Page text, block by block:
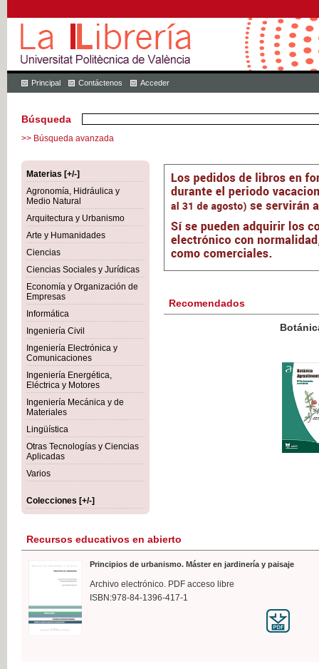
Principal Contáctenos Acceder
Búsqueda
>> Búsqueda avanzada
Materias [+/-]
Agronomía, Hidráulica y
Medio Natural
Arquitectura y Urbanismo
Arte y Humanidades
Ciencias
Ciencias Sociales y Jurídicas
Economía y Organización de
Empresas
Informática
Ingeniería Civil
Ingeniería Electrónica y
Comunicaciones
Ingeniería Energética,
Eléctrica y Motores
Ingeniería Mecánica y de
Materiales
Lingüística
Otras Tecnologías y Ciencias
Aplicadas
Varios
Colecciones [+/-]
Recomendados
Botánica Agroalimentaria
IVA
Recursos educativos en abierto
Principios de urbanismo. Máster en jardinería y paisaje
Archivo electrónico. PDF acceso libre
ISBN:978-84-1396-417-1